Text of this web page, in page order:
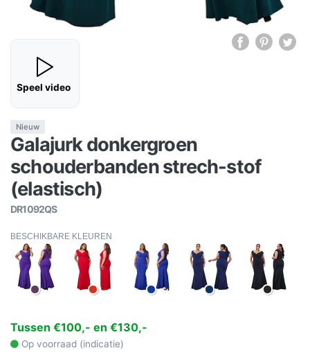
Speel video
Nieuw
Galajurk donkergroen
schouderbanden strech-stof
(elastisch)
DR1092QS
BESCHIKBARE KLEUREN
Tussen €100,- en €130,-
Op voorraad (indicatie)